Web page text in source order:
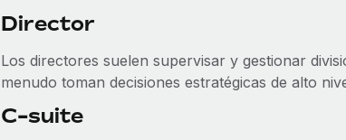
Director
Los directores suelen supervisar y gestionar
menudo toman decisiones estratégicas de alto
C-suite